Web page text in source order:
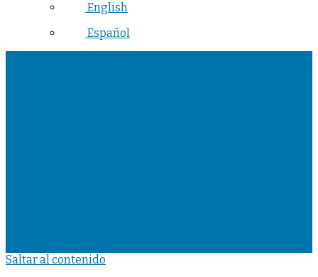
English
Español
Saltar al contenido